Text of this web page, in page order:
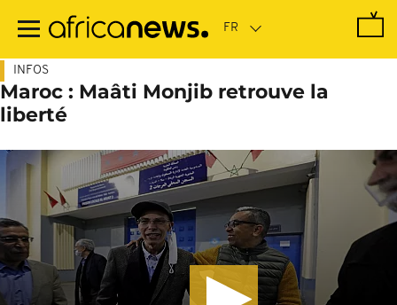
contenu
INFOS
Maroc : Maâti Monjib retrouve la
liberté